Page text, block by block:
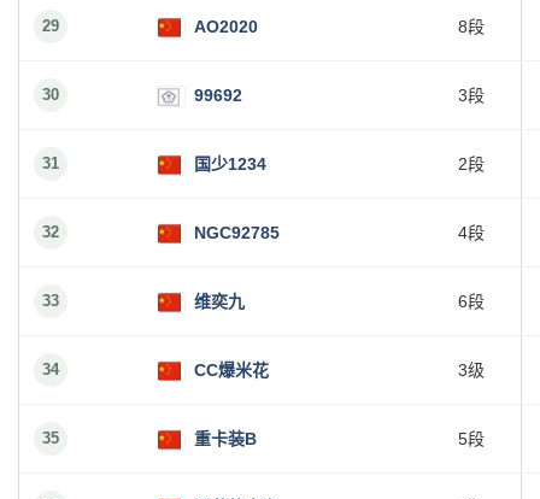
29 AO2020 8段
30 99692 3段
31 国少1234 2段
32 NGC92785 4段
33 维奕九 6段
34 CC爆米花 3级
35 重卡装B 5段